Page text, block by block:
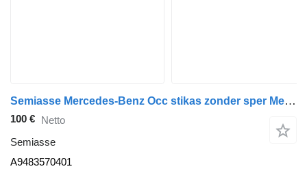
Semiasse Mercedes-Benz Occ stikas zonder sper Mercedes A9483570401 per camion
100 € Netto
Semiasse
A9483570401